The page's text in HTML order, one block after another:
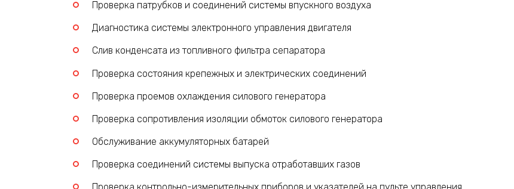
Проверка патрубков и соединений системы впускного воздуха
Диагностика системы электронного управления двигателя
Слив конденсата из топливного фильтра сепаратора
Проверка состояния крепежных и электрических соединений
Проверка проемов охлаждения силового генератора
Проверка сопротивления изоляции обмоток силового генератора
Обслуживание аккумуляторных батарей
Проверка соединений системы выпуска отработавших газов